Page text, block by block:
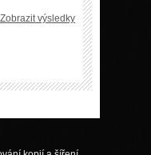
Zobrazit výsledky